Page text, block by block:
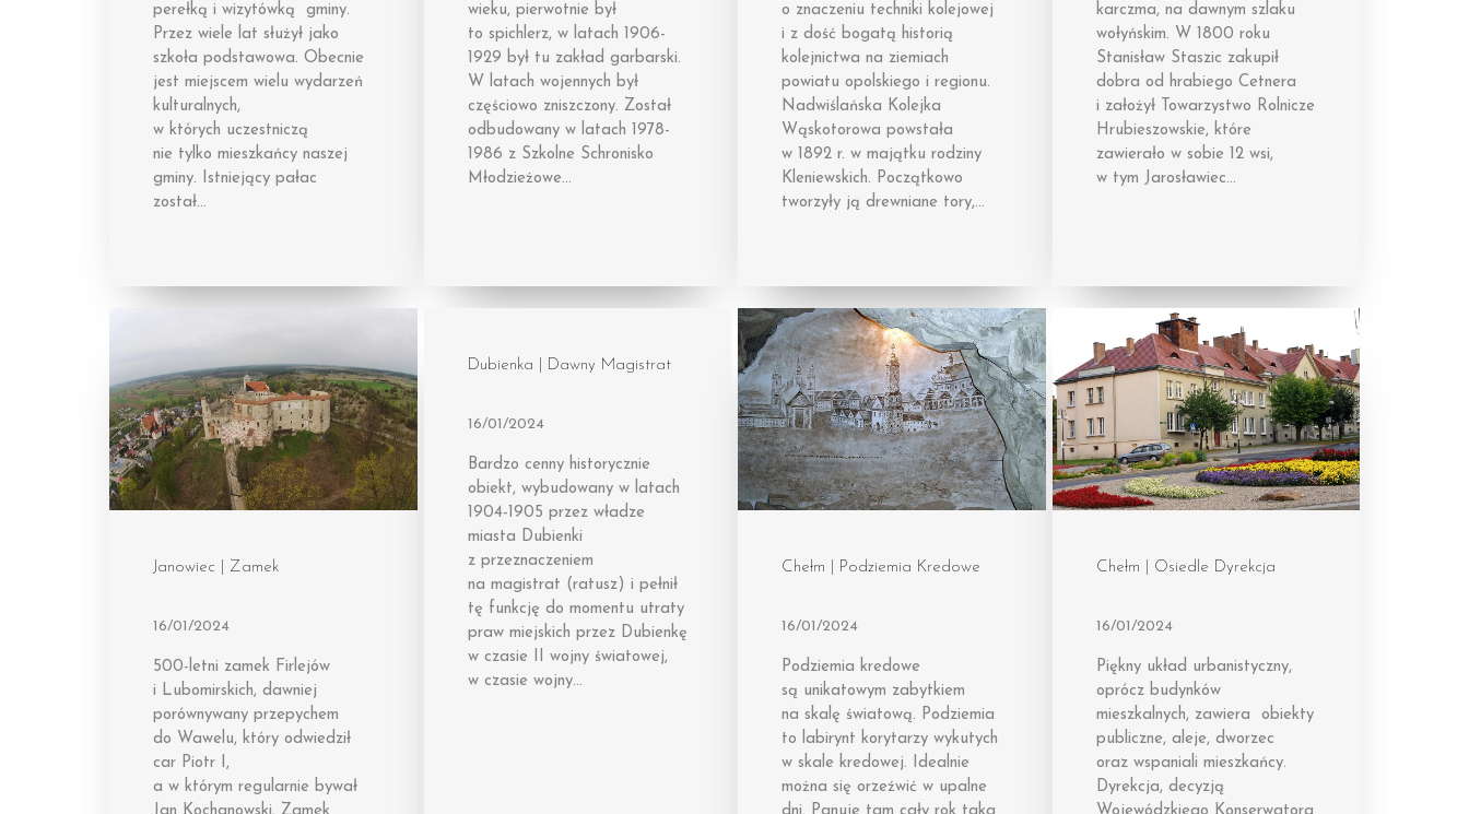
perełką i wizytówką gminy.
Przez wiele lat służył jako
szkoła podstawowa. Obecnie
jest miejscem wielu wydarzeń
kulturalnych,
w których uczestniczą
nie tylko mieszkańcy naszej
gminy. Istniejący pałac
został…
wieku, pierwotnie był
to spichlerz, w latach 1906-
1929 był tu zakład garbarski.
W latach wojennych był
częściowo zniszczony. Został
odbudowany w latach 1978-
1986 z Szkolne Schronisko
Młodzieżowe…
o znaczeniu techniki kolejowej
i z dość bogatą historią
kolejnictwa na ziemiach
powiatu opolskiego i regionu.
Nadwiślańska Kolejka
Wąskotorowa powstała
w 1892 r. w majątku rodziny
Kleniewskich. Początkowo
tworzyły ją drewniane tory,…
karczma, na dawnym szlaku
wołyńskim. W 1800 roku
Stanisław Staszic zakupił
dobra od hrabiego Cetnera
i założył Towarzystwo Rolnicze
Hrubieszowskie, które
zawierało w sobie 12 wsi,
w tym Jarosławiec…
Janowiec | Zamek
16/01/2024
500-letni zamek Firlejów
i Lubomirskich, dawniej
porównywany przepychem
do Wawelu, który odwiedził
car Piotr I,
a w którym regularnie bywał
Dubienka | Dawny Magistrat
16/01/2024
Bardzo cenny historycznie
obiekt, wybudowany w latach
1904-1905 przez władze
miasta Dubienki
z przeznaczeniem
na magistrat (ratusz) i pełnił
tę funkcję do momentu utraty
praw miejskich przez Dubienkę
w czasie II wojny światowej,
w czasie wojny…
Chełm | Podziemia Kredowe
16/01/2024
Podziemia kredowe
są unikatowym zabytkiem
na skalę światową. Podziemia
to labirynt korytarzy wykutych
w skale kredowej. Idealnie
można się orzeźwić w upalne
Chełm | Osiedle Dyrekcja
16/01/2024
Piękny układ urbanistyczny,
oprócz budynków
mieszkalnych, zawiera obiekty
publiczne, aleje, dworzec
oraz wspaniali mieszkańcy.
Dyrekcja, decyzją